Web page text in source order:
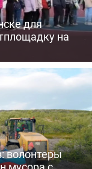
для
на
волонтеры